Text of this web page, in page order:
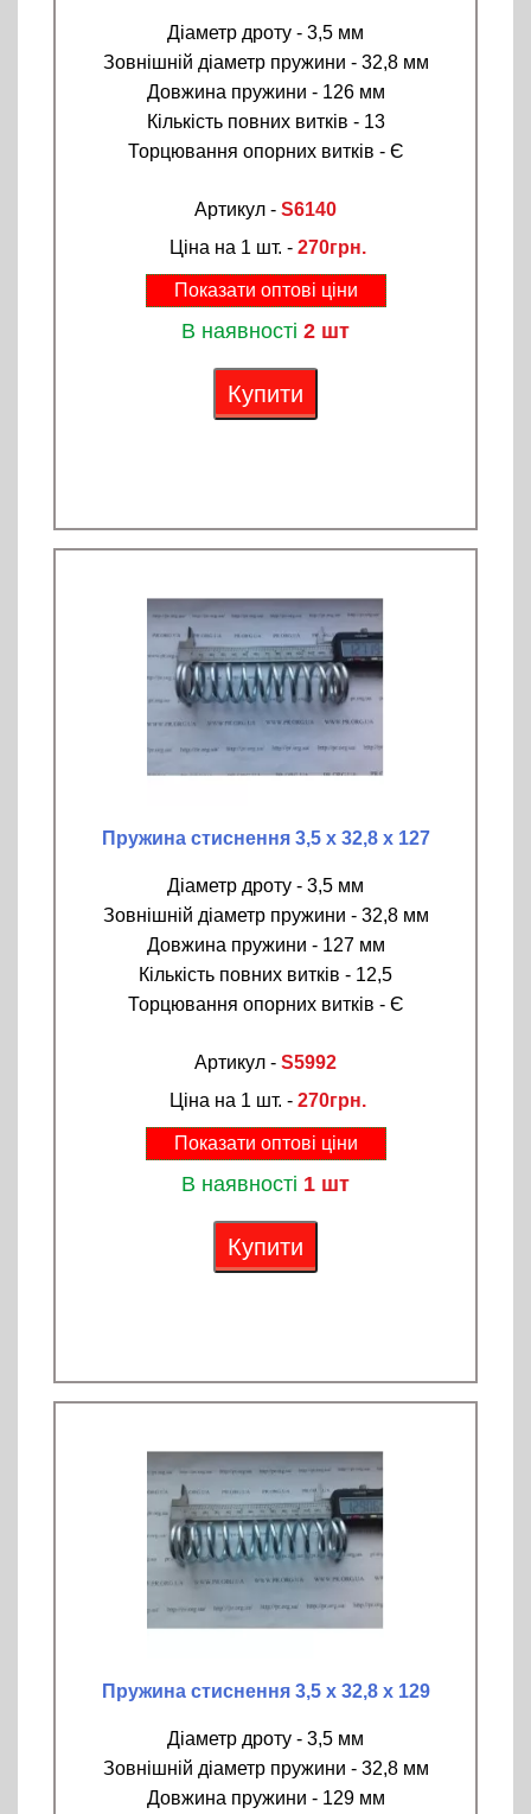
Діаметр дроту - 3,5 мм
Зовнішній діаметр пружини - 32,8 мм
Довжина пружини - 126 мм
Кількість повних витків - 13
Торцювання опорних витків - Є
Артикул - S6140
Ціна на 1 шт. - 270грн.
Показати оптові ціни
В наявності 2 шт
Купити
Пружина стиснення 3,5 х 32,8 х 127
Діаметр дроту - 3,5 мм
Зовнішній діаметр пружини - 32,8 мм
Довжина пружини - 127 мм
Кількість повних витків - 12,5
Торцювання опорних витків - Є
Артикул - S5992
Ціна на 1 шт. - 270грн.
Показати оптові ціни
В наявності 1 шт
Купити
Пружина стиснення 3,5 х 32,8 х 129
Діаметр дроту - 3,5 мм
Зовнішній діаметр пружини - 32,8 мм
Довжина пружини - 129 мм